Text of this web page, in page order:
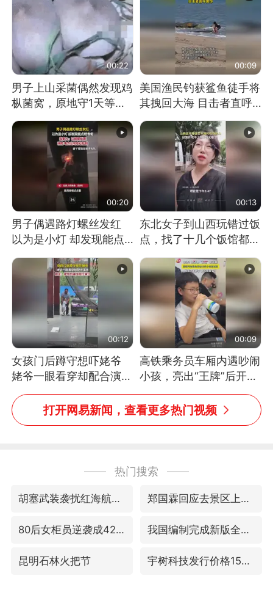
00:22
男子上山采菌偶然发现鸡
枞菌窝，原地守1天等它
长大：挖了140多朵
00:09
美国渔民钓获鲨鱼徒手将
其拽回大海 目击者直呼
震惊 （视频来源：参考
消息）
00:20
男子偶遇路灯螺丝发红
以为是小灯 却发现能点
燃香烟 当事人：已报警
处理
00:13
东北女子到山西玩错过饭
点，找了十几个饭馆都没
开门：午休到几点
00:12
女孩门后蹲守想吓姥爷
姥爷一眼看穿却配合演出
网友：姥爷的演技我打满
分
00:09
高铁乘务员车厢内遇吵闹
小孩，亮出“王牌”后开启
一键静音
打开网易新闻，查看更多热门视频
热门搜索
胡塞武装袭扰红海航运行动升级 郑国霖回应去景区上班被保安拦下
80后女柜员逆袭成4200亿银行副行长 我国编制完成新版全月地质图
昆明石林火把节 宇树科技发行价格150.80元/股